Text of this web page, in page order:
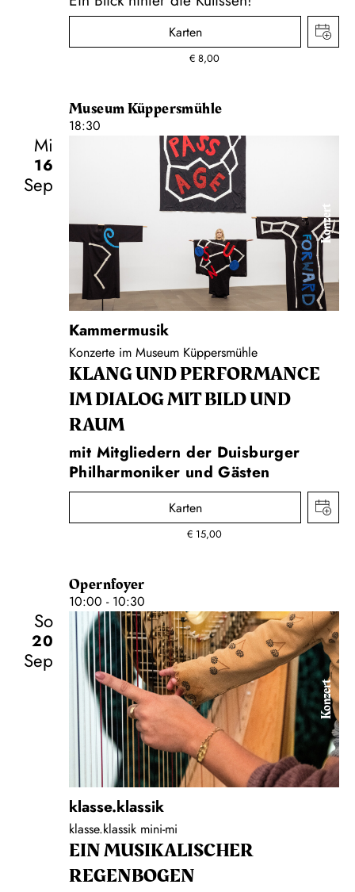
Karten
€ 8,00
Museum Küppersmühle
18:30
Mi
16
Sep
Konzert
Kammermusik
Konzerte im Museum Küppersmühle
KLANG UND PERFORMANCE
IM DIALOG MIT BILD UND
RAUM
mit Mitgliedern der Duisburger
Philharmoniker und Gästen
Karten
€ 15,00
Opernfoyer
10:00 - 10:30
So
20
Sep
Konzert
klasse.klassik
klasse.klassik mini-mi
EIN MUSIKALISCHER
REGENBOGEN